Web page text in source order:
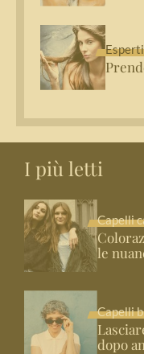
Esperti
I più letti
Capelli
le
Capelli
dopo